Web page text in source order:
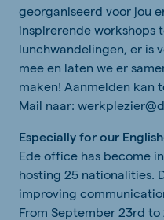
georganiseerd voor jou
inspirerende workshops
lunchwandelingen, er is
mee en laten we er
maken! Aanmelden kan
Mail naar:
Especially for our
Ede office has become
hosting 25 nationalities.
improving
From September 23rd